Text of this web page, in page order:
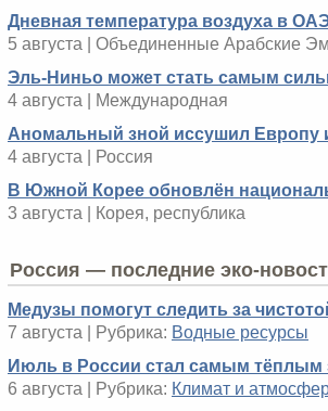
Дневная температура воздуха в
5 августа | Объединенные Арабские
Эль-Ниньо может стать самым
4 августа | Международная
Аномальный зной иссушил Европу
4 августа | Россия
В Южной Корее обновлён
3 августа | Корея, республика
Россия — последние эко-
Медузы помогут следить за
7 августа | Рубрика: Водные ресурсы
Июль в России стал самым тёплым
6 августа | Рубрика: Климат и